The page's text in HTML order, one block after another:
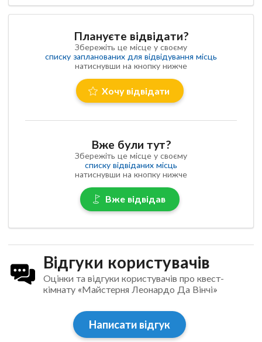
Плануєте відвідати?
Збережіть це місце у своєму
списку запланованих для відвідування місць
натиснувши на кнопку нижче
Хочу відвідати
Вже були тут?
Збережіть це місце у своєму
списку відвіданих місць
натиснувши на кнопку нижче
Вже відвідав
Відгуки користувачів
Оцінки та відгуки користувачів про квест-
кімнату «Майстерня Леонардо Да Вінчі»
Написати відгук